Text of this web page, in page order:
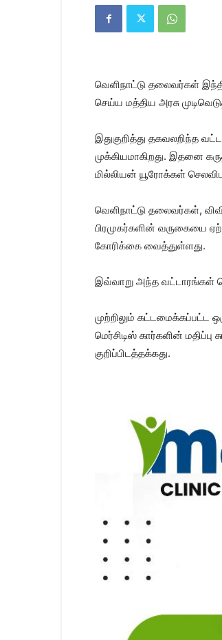
|
வெளிநாட்டு தலைவர்கள்
செய்ய மத்திய அரசு
இதுகுறித்து தகவலறிந்த
முக்கியமாகிறது. இதனை
மில்லியன் யூரோக்கள்
வெளிநாட்டு தலைவர்கள்,
பிரமுகர்களின் வருகையை
கோரிக்கை வைத்துள்ளது.
இவ்வாறு அந்த வட்டாரங்கள்
முற்றிலும் கட்டமைக்கப்பட்ட
மெர்சிடிஸ் கார்களின்
குறிப்பிடத்தக்கது.